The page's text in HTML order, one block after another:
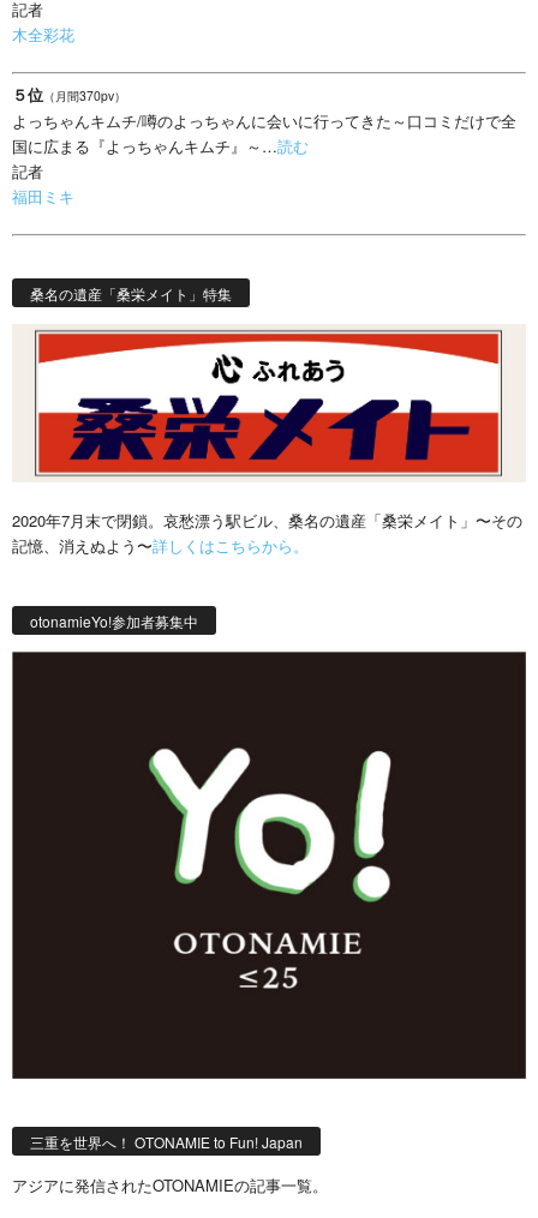
記者
木全彩花
５位 （月間370pv）
よっちゃんキムチ/噂のよっちゃんに会いに行ってきた～口コミだけで全
国に広まる『よっちゃんキムチ』～…読む
記者
福田ミキ
桑名の遺産「桑栄メイト」特集
2020年7月末で閉鎖。哀愁漂う駅ビル、桑名の遺産「桑栄メイト」〜その
記憶、消えぬよう〜詳しくはこちらから。
otonamieYo!参加者募集中
三重を世界へ！ OTONAMIE to Fun! Japan
アジアに発信されたOTONAMIEの記事一覧。